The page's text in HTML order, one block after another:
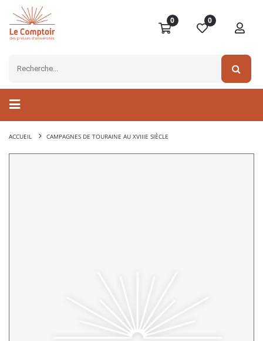
0 0
ACCUEIL CAMPAGNES DE TOURAINE AU XVIIIE SIÈCLE